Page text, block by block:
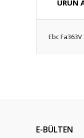
ÜRÜN
Ebc
Ürün
E-BÜLTEN